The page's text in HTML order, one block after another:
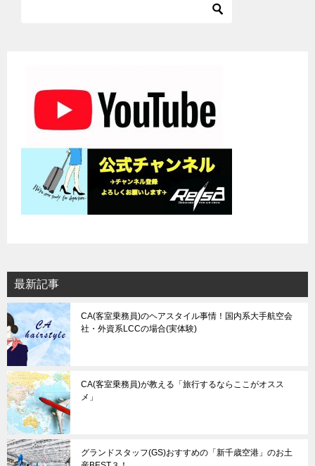
最新記事
CA(客室乗務員)のヘアスタイル事情！国内系大手航空会
社・外資系LCCの場合(実体験)
CA(客室乗務員)が教える「旅行するならここがオスス
メ」
グランドスタッフ(GS)おすすめの「新千歳空港」のお土